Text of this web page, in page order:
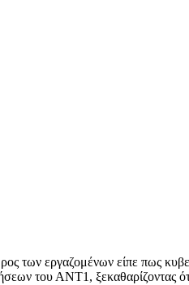
των εργαζομένων είπε πως
του ΑΝΤ1, ξεκαθαρίζοντας